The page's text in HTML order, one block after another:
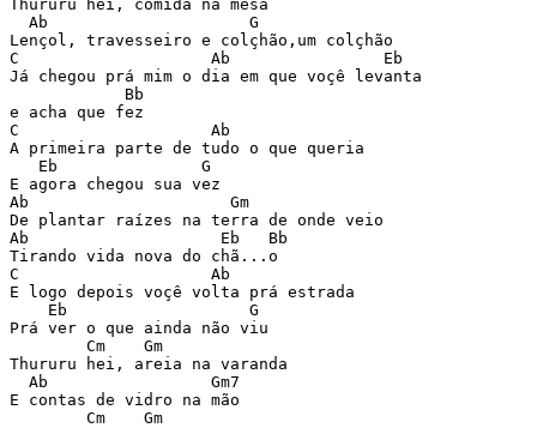
Thururu hei, comida na mesa
  Ab                     G
Lençol, travesseiro e colçhão,um colçhão
C                    Ab                Eb
Já chegou prá mim o dia em que voçê levanta
            Bb
e acha que fez
C                    Ab
A primeira parte de tudo o que queria
   Eb               G
E agora chegou sua vez
Ab                     Gm
De plantar raízes na terra de onde veio
Ab                    Eb   Bb
Tirando vida nova do chã...o
C                    Ab
E logo depois voçê volta prá estrada
    Eb                   G
Prá ver o que ainda não viu
        Cm    Gm
Thururu hei, areia na varanda
  Ab                 Gm7
E contas de vidro na mão
        Cm    Gm